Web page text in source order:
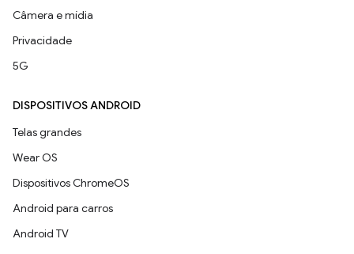
Câmera e mídia
Privacidade
5G
DISPOSITIVOS ANDROID
Telas grandes
Wear OS
Dispositivos ChromeOS
Android para carros
Android TV